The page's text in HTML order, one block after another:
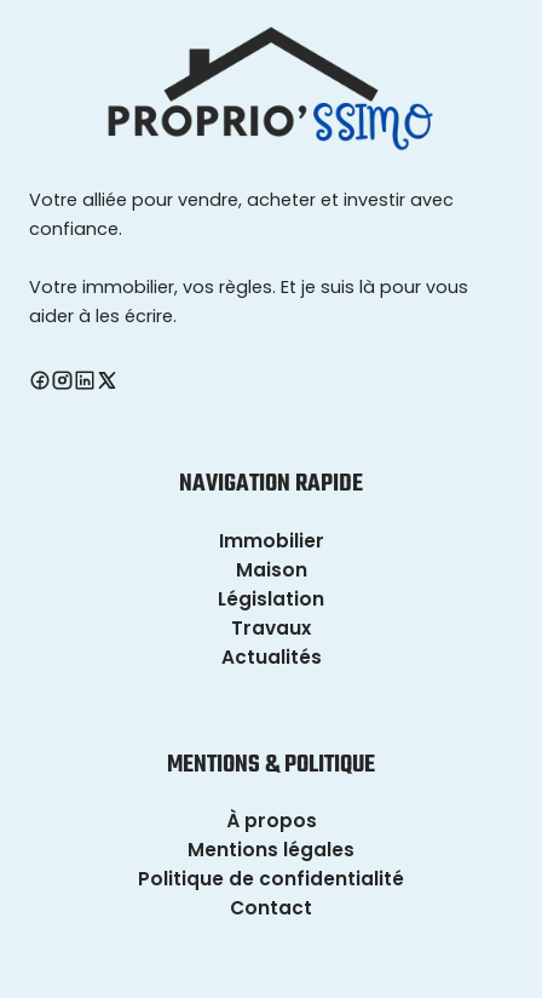
Votre alliée pour vendre, acheter et investir avec
confiance.
Votre immobilier, vos règles. Et je suis là pour vous
aider à les écrire.
NAVIGATION RAPIDE
Immobilier
Maison
Législation
Travaux
Actualités
MENTIONS & POLITIQUE
À propos
Mentions légales
Politique de confidentialité
Contact